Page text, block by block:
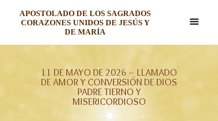
APOSTOLADO DE LOS SAGRADOS
CORAZONES UNIDOS DE JESÚS Y
DE MARÍA
11 DE MAYO DE 2026 – LLAMADO
DE AMOR Y CONVERSIÓN DE DIOS
PADRE TIERNO Y
MISERICORDIOSO